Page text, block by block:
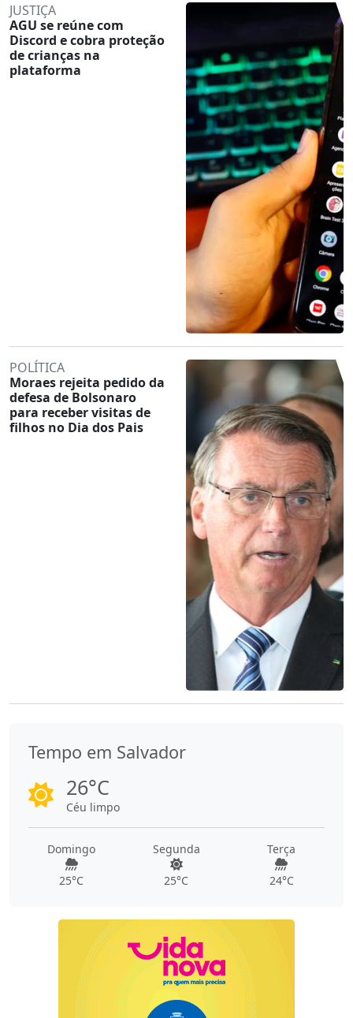
JUSTIÇA
AGU se reúne com
Discord e cobra proteção
de crianças na
plataforma
POLÍTICA
Moraes rejeita pedido da
defesa de Bolsonaro
para receber visitas de
filhos no Dia dos Pais
Tempo em Salvador
26°C
Céu limpo
Domingo
25°C
Segunda
25°C
Terça
24°C